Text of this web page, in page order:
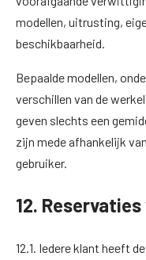
modellen, uitrusting,
beschikbaarheid.
Bepaalde modellen,
verschillen van de
geven slechts een
zijn mede afhankelijk
gebruiker.
12.
12.1. Iedere klant heeft